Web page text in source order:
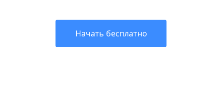
Начать бесплатно